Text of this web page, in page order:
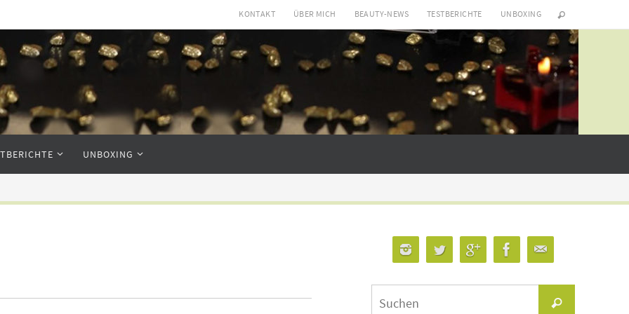
KONTAKT ÜBER MICH BEAUTY-NEWS TESTBERICHTE UNBOXING
UNBOXING
Suchen